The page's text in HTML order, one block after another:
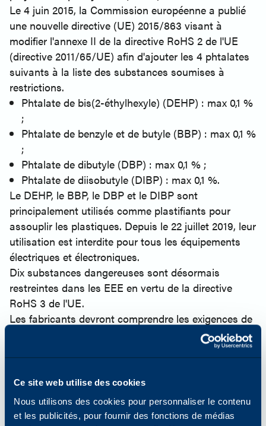
Ce site web utilise des cookies
Nous utilisons des cookies pour personnaliser le contenu
et les publicités, pour fournir des fonctions de médias
Le 4 juin 2015, la Commission européenne a publié
une nouvelle directive (UE) 2015/863 visant à
modifier l'annexe II de la directive RoHS 2 de l'UE
(directive 2011/65/UE) afin d'ajouter les 4 phtalates
suivants à la liste des substances soumises à
restrictions.
Phtalate de bis(2-éthylhexyle) (DEHP) : max 0,1 %
;
Phtalate de benzyle et de butyle (BBP) : max 0,1 %
;
Phtalate de dibutyle (DBP) : max 0,1 % ;
Phtalate de diisobutyle (DIBP) : max 0,1 %.
Le DEHP, le BBP, le DBP et le DIBP sont
principalement utilisés comme plastifiants pour
assouplir les plastiques. Depuis le 22 juillet 2019, leur
utilisation est interdite pour tous les équipements
électriques et électroniques.
Dix substances dangereuses sont désormais
restreintes dans les EEE en vertu de la directive
RoHS 3 de l'UE.
Les fabricants devront comprendre les exigences de
la directive RoHS afin de garantir la conformité de
leurs produits et de leurs composants. La conformité
gouvernements des différents pays de l'UE.
Politique RoHS de Katun
Katun propose des équipements électriques et